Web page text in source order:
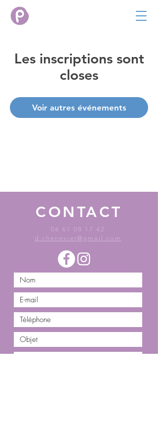
Les inscriptions sont
closes
Voir autres événements
CONTACT
06 61 08 17 42
d.chenevier@gmail.com